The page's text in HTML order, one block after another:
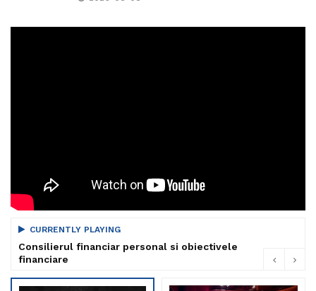
CURRENTLY PLAYING
Consilierul financiar personal si obiectivele
financiare